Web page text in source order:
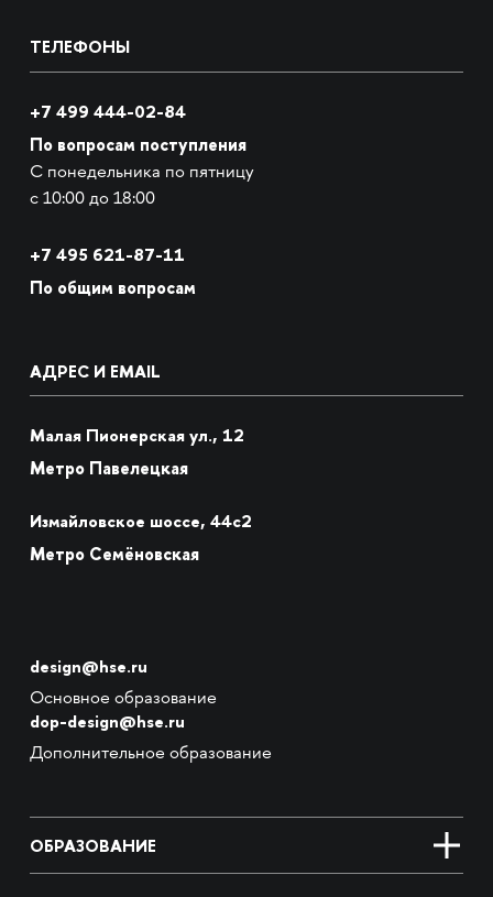
ТЕЛЕФОНЫ
+7 499 444-02-84
По вопросам поступления
С понедельника по пятницу
с 10:00 до 18:00
+7 495 621-87-11
По общим вопросам
АДРЕС И EMAIL
Малая Пионерская ул., 12
Метро Павелецкая
Измайловское шоссе, 44с2
Метро Семёновская
design@hse.ru
Основное образование
dop-design@hse.ru
Дополнительное образование
ОБРАЗОВАНИЕ